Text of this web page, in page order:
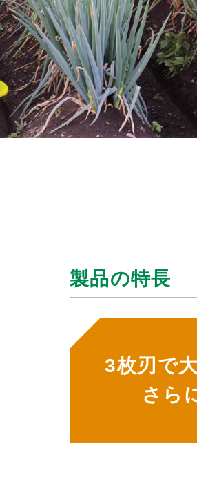
製品の特長
3枚刃で
さら